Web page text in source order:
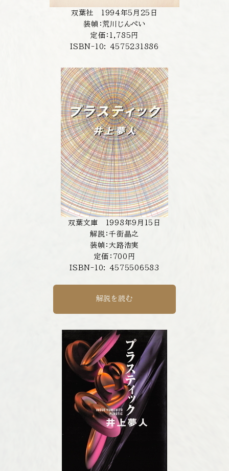
双葉社 1994年5月25日
装幀：荒川じんぺい
定価：1,785円
ISBN-10: 4575231886
双葉文庫 1998年9月15日
解説：千街晶之
装幀：大路浩実
定価：700円
ISBN-10: 4575506583
解説を読む